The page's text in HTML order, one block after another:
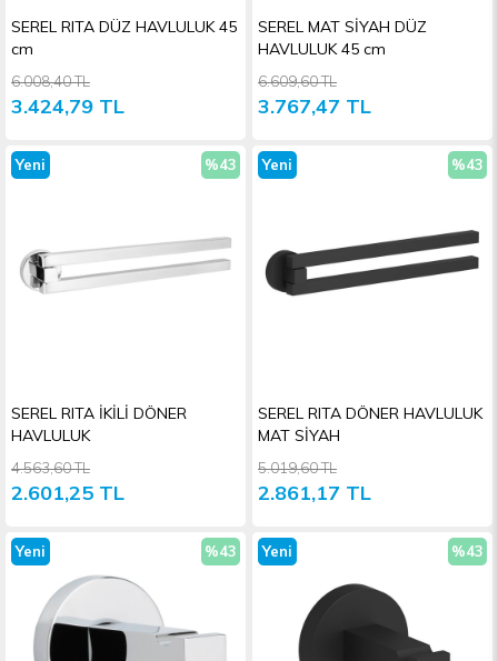
SEREL RITA DÜZ HAVLULUK 45
cm
3.424,79 TL
6.008,40 TL
SEREL MAT SİYAH DÜZ
HAVLULUK 45 cm
3.767,47 TL
6.609,60 TL
SEREL RITA İKİLİ DÖNER
HAVLULUK
2.601,25 TL
4.563,60 TL
%43
Yeni
SEREL RITA DÖNER HAVLULUK
MAT SİYAH
2.861,17 TL
5.019,60 TL
%43
Yeni
%43
Yeni
%43
Yeni